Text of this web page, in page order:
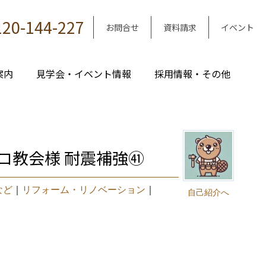
144-227 お問合せ 資料請求 イベント
内 見学会・イベント情報 採用情報・その他
自己紹介へ
教会様 耐震補強㊶
ど リフォーム・リノベーション